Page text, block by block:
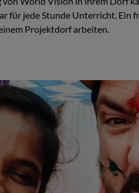
für jede Stunde Unterricht. Ein
Projektdorf arbeiten.